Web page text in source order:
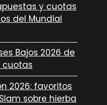
y cuotas
del Mundial
Bajos 2026 de
cuotas
2026: favoritos
sobre hierba